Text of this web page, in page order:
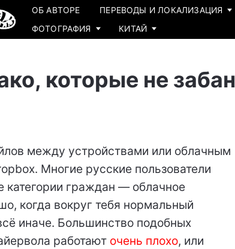
ОБ АВТОРЕ ПЕРЕВОДЫ И ЛОКАЛИЗАЦИЯ
ФОТОГРАФИЯ
КИТАЙ
которые не
между устройствами или облачным
Многие русские пользователи
граждан — облачное
когда вокруг тебя нормальный
иначе. Большинство подобных
работают очень плохо, или